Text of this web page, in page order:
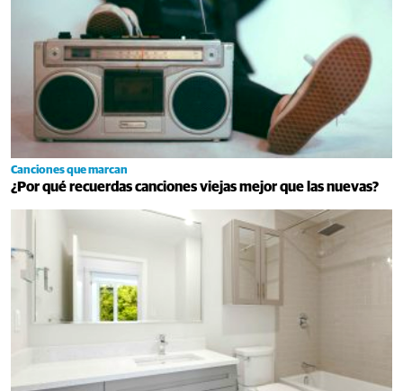
Canciones que marcan
¿Por qué recuerdas canciones viejas mejor que las nuevas?